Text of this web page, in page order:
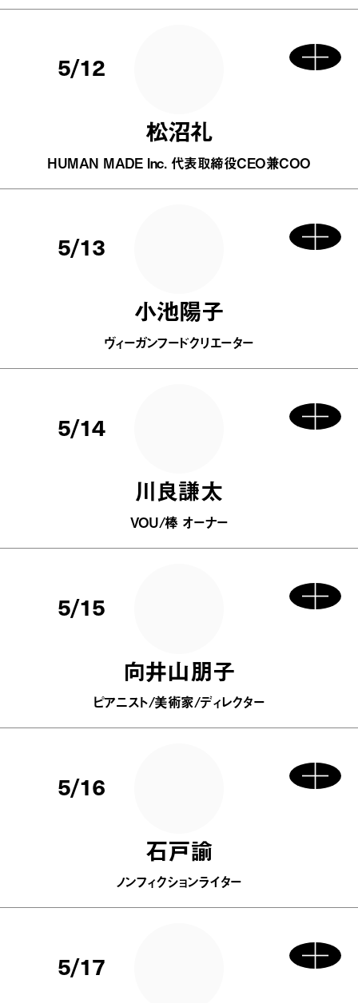
5/12
松沼礼
HUMAN MADE Inc. 代表取締役CEO兼COO
5/13
小池陽子
ヴィーガンフードクリエーター
5/14
川良謙太
VOU/棒 オーナー
5/15
向井山朋子
ピアニスト/美術家/ディレクター
5/16
石戸諭
ノンフィクションライター
5/17